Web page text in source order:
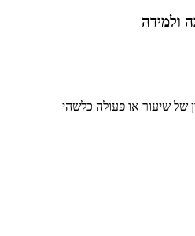
ולמידה
של שיעור או פעולה כלשהי